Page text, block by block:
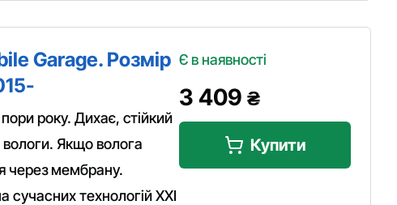
Garage. Розмір
року. Дихає, стійкий
Якщо волога
через мембрану.
сучасних технологій XXI
Є в наявності
3 409 ₴
Купити